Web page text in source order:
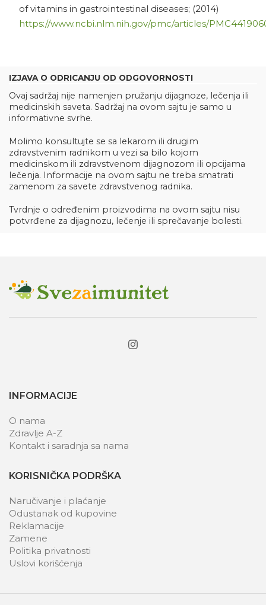
of vitamins in gastrointestinal diseases; (2014)
https://www.ncbi.nlm.nih.gov/pmc/articles/
IZJAVA O ODRICANJU OD ODGOVORNOSTI
Ovaj sadržaj nije namenjen pružanju dijagnoze, lečenja ili
medicinskih saveta. Sadržaj na ovom sajtu je samo u
informativne svrhe.
Molimo konsultujte se sa lekarom ili drugim
zdravstvenim radnikom u vezi sa bilo kojom
medicinskom ili zdravstvenom dijagnozom ili opcijama
lečenja. Informacije na ovom sajtu ne treba smatrati
zamenom za savete zdravstvenog radnika.
Tvrdnje o određenim proizvodima na ovom sajtu nisu
potvrđene za dijagnozu, lečenje ili sprečavanje bolesti.
INFORMACIJE
O nama
Zdravlje A-Z
Kontakt i saradnja sa nama
KORISNIČKA PODRŠKA
Naručivanje i plaćanje
Odustanak od kupovine
Reklamacije
Zamene
Politika privatnosti
Uslovi korišćenja